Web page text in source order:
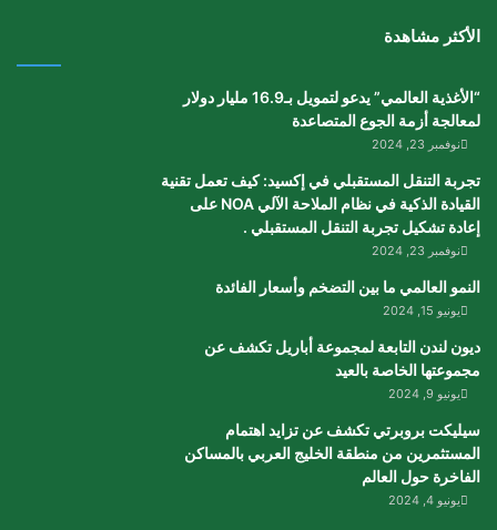
الأكثر مشاهدة
“الأغذية العالمي” يدعو لتمويل بـ16.9 مليار دولار
لمعالجة أزمة الجوع المتصاعدة
نوفمبر 23, 2024
تجربة التنقل المستقبلي في إكسيد: كيف تعمل تقنية
القيادة الذكية في نظام الملاحة الآلي NOA على
إعادة تشكيل تجربة التنقل المستقبلي .
نوفمبر 23, 2024
النمو العالمي ما بين التضخم وأسعار الفائدة
يونيو 15, 2024
ديون لندن التابعة لمجموعة أباريل تكشف عن
مجموعتها الخاصة بالعيد
يونيو 9, 2024
سيليكت بروبرتي تكشف عن تزايد اهتمام
المستثمرين من منطقة الخليج العربي بالمساكن
الفاخرة حول العالم
يونيو 4, 2024